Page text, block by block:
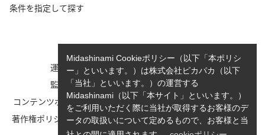
条件を指定して探す
運営者情報
執筆者一覧
監修者一覧
cookieポリシーについて
コンテンツポリシーと運営指針
利用規約
著作権ポリシー/免責事項につい
Midashinami 見だしなみプライ
Midashinami Cookieポリシー（以下「本ポリシ
ー」といいます。）は株式会社ピカパカ（以下
「当社」といいます。）の運営する
Midashinami（以下「本サイト」といいます。）
をご利用いただく際に当社が取得するお客様のデ
ータの取扱いについて定めるもので、お客様と当